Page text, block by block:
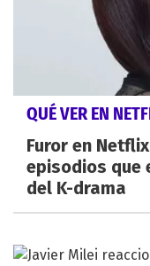
QUÉ VER EN
Furor en
episodios que
del K-drama